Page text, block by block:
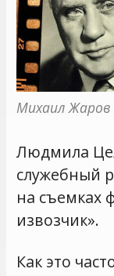
Михаил Жаров
Людмила
служебный
на съемках
извозчик».
Как это